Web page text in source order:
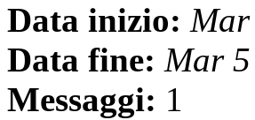
Data inizio: Mar
Data fine: Mar
Messaggi: 1